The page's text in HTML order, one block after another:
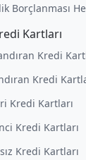
Borçlanması
Kartları
Kredi
Kredi
Kredi Kartları
Kredi Kartları
Kredi Kartları